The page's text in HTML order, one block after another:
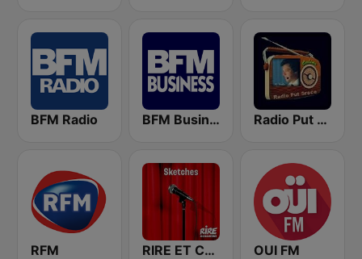
BFM Radio BFM Business 100.8 FM Radio Put Sreće
RFM RIRE ET CHANSONS SKETCHES OUI FM